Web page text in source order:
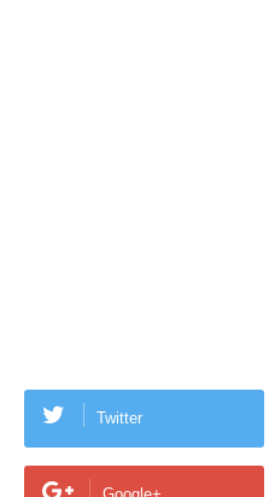
Twitter